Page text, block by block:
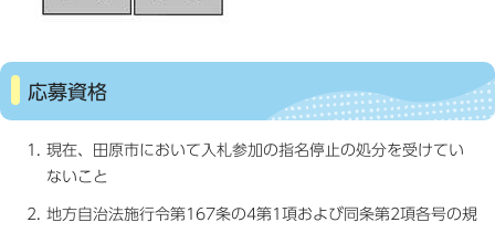
応募資格
現在、田原市において入札参加の指名停止の処分を受けてい
ないこと
地方自治法施行令第167条の4第1項および同条第2項各号の規